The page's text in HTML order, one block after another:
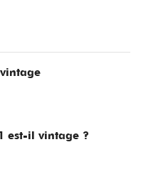
est-il vintage ?